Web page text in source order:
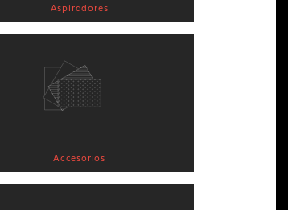
Aspiradores
Accesorios